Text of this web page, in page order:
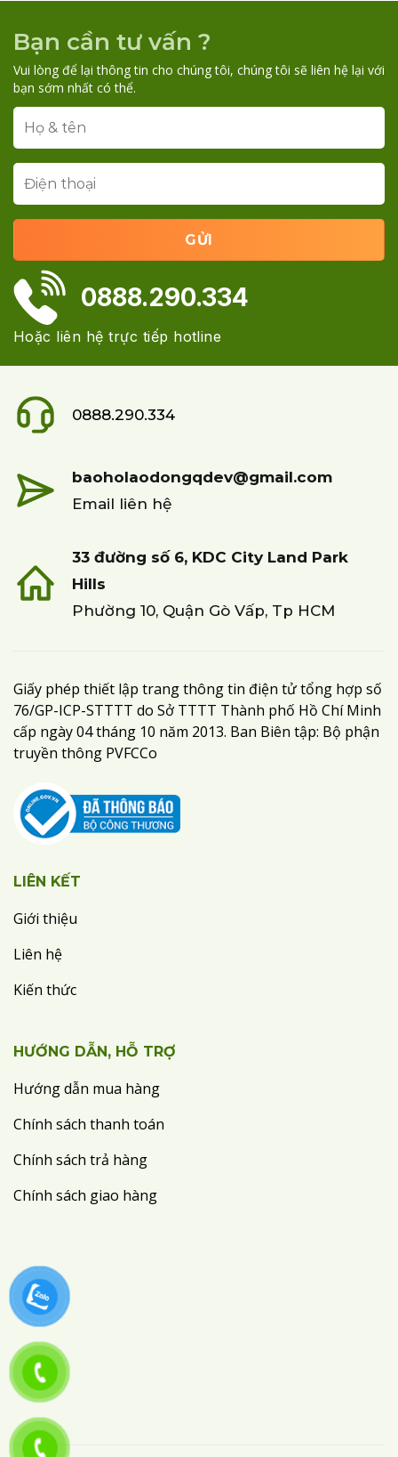
Bạn cần tư vấn ?
Vui lòng để lại thông tin cho chúng tôi, chúng tôi sẽ liên hệ lại với
bạn sớm nhất có thể.
0888.290.334
Hoặc liên hệ trực tiếp hotline
0888.290.334
baoholaodongqdev@gmail.com
Email liên hệ
33 đường số 6, KDC City Land Park
Hills
Phường 10, Quận Gò Vấp, Tp HCM
Giấy phép thiết lập trang thông tin điện tử tổng hợp số
76/GP-ICP-STTTT do Sở TTTT Thành phố Hồ Chí Minh
cấp ngày 04 tháng 10 năm 2013. Ban Biên tập: Bộ phận
truyền thông PVFCCo
LIÊN KẾT
Giới thiệu
Liên hệ
Kiến thức
HƯỚNG DẪN, HỖ TRỢ
Hướng dẫn mua hàng
Chính sách thanh toán
Chính sách trả hàng
Chính sách giao hàng